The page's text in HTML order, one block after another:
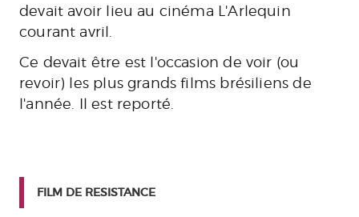
devait avoir lieu au cinéma L'Arlequin
courant avril.
Ce devait être est l'occasion de voir (ou
revoir) les plus grands films brésiliens de
l'année. Il est reporté.
FILM DE RESISTANCE